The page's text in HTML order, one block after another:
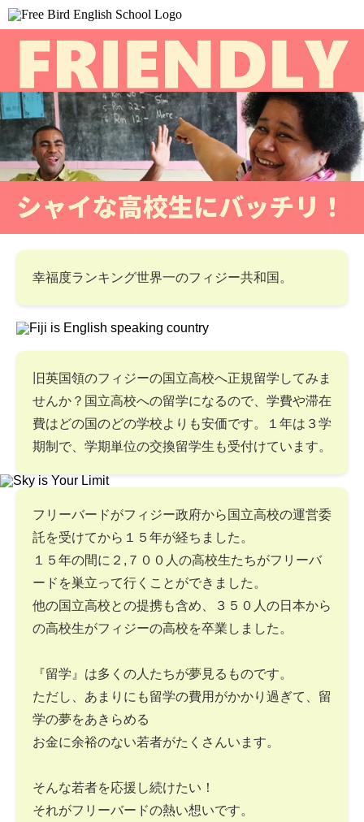
幸福度ランキング世界一のフィジー共和国。
旧英国領のフィジーの国立高校へ正規留学してみま
せんか？国立高校への留学になるので、学費や滞在
費はどの国のどの学校よりも安価です。１年は３学
期制で、学期単位の交換留学生も受付けています。
フリーバードがフィジー政府から国立高校の運営委
託を受けてから１５年が経ちました。
１５年の間に２,７００人の高校生たちがフリーバ
ードを巣立って行くことができました。
他の国立高校との提携も含め、３５０人の日本から
の高校生がフィジーの高校を卒業しました。
『留学』は多くの人たちが夢見るものです。
ただし、あまりにも留学の費用がかかり過ぎて、留
学の夢をあきらめる
お金に余裕のない若者がたくさんいます。
そんな若者を応援し続けたい！
それがフリーバードの熱い想いです。